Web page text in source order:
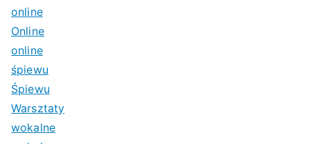
online
Online
online
śpiewu
Śpiewu
Warsztaty
wokalne